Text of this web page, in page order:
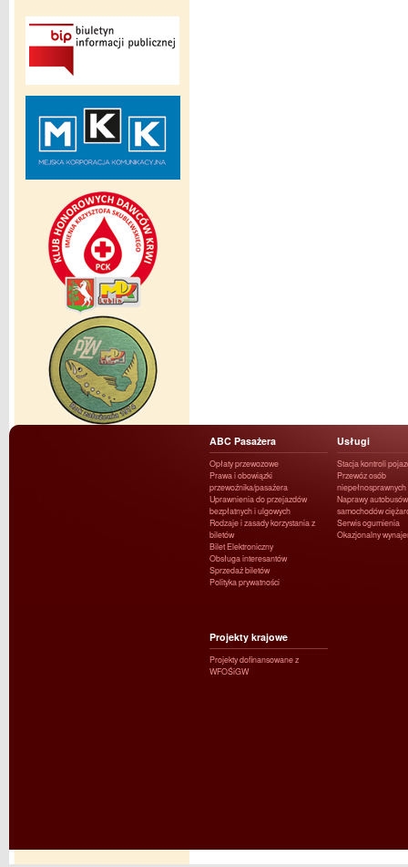
ABC Pasażera
Opłaty przewozowe
Prawa i obowiązki
przewoźnika/pasażera
Uprawnienia do przejazdów
bezpłatnych i ulgowych
Rodzaje i zasady korzystania z
biletów
Bilet Elektroniczny
Obsługa interesantów
Sprzedaż biletów
Polityka prywatności
Usługi
Stacja kontroli
Przewóz osób
niepełnosprawnych
Naprawy
samochodów
Serwis ogumienia
Okazjonalny
Projekty krajowe
Projekty dofinansowane z
WFOŚiGW